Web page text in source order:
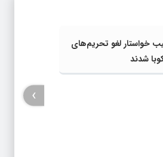
خواستار لغو تحریم‌های
شدند
›